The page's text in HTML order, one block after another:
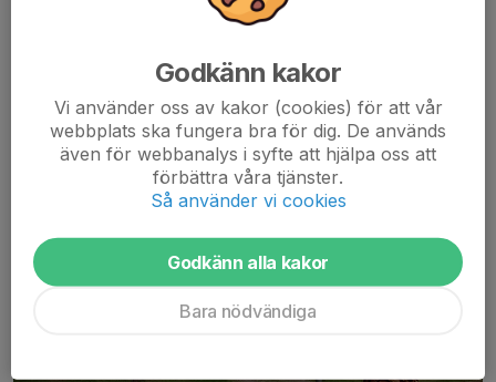
Trädgårdstorp
Godkänn kakor
Vi använder oss av kakor (cookies) för att vår
webbplats ska fungera bra för dig. De används
även för webbanalys i syfte att hjälpa oss att
förbättra våra tjänster.
Så använder vi cookies
Godkänn alla kakor
Bara nödvändiga